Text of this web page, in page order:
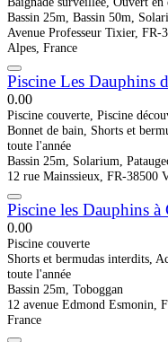
Bassin 25m, Bassin 50m,
Avenue Professeur Tixier,
Alpes, France
Piscine Les Dauphins
0.00
Piscine couverte, Piscine
Bonnet de bain, Shorts et
toute l'année
Bassin 25m, Solarium,
12 rue Mainssieux, FR-38500
Piscine les Dauphins à
0.00
Piscine couverte
Shorts et bermudas interdits,
toute l'année
Bassin 25m, Toboggan
12 avenue Edmond Esmonin,
France